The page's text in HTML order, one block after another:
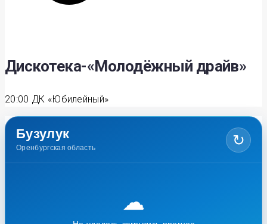
Дискотека-«Молодёжный драйв»
20:00 ДК «Юбилейный»
Бузулук
Оренбургская область ↻
☁